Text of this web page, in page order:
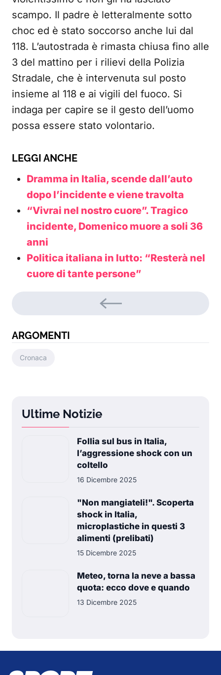
scampo. Il padre è letteralmente sotto
choc ed è stato soccorso anche lui dal
118. L’autostrada è rimasta chiusa fino alle
3 del mattino per i rilievi della Polizia
Stradale, che è intervenuta sul posto
insieme al 118 e ai vigili del fuoco. Si
indaga per capire se il gesto dell’uomo
possa essere stato volontario.
LEGGI ANCHE
Dramma in Italia, scende dall’auto
dopo l’incidente e viene travolta
“Vivrai nel nostro cuore”. Tragico
incidente, Domenico muore a soli 36
anni
Politica italiana in lutto: “Resterà nel
cuore di tante persone”
ARGOMENTI
Cronaca
Ultime Notizie
Follia sul bus in Italia,
l’aggressione shock con un
coltello
16 Dicembre 2025
"Non mangiateli!". Scoperta
shock in Italia,
microplastiche in questi 3
alimenti (prelibati)
15 Dicembre 2025
Meteo, torna la neve a bassa
quota: ecco dove e quando
13 Dicembre 2025